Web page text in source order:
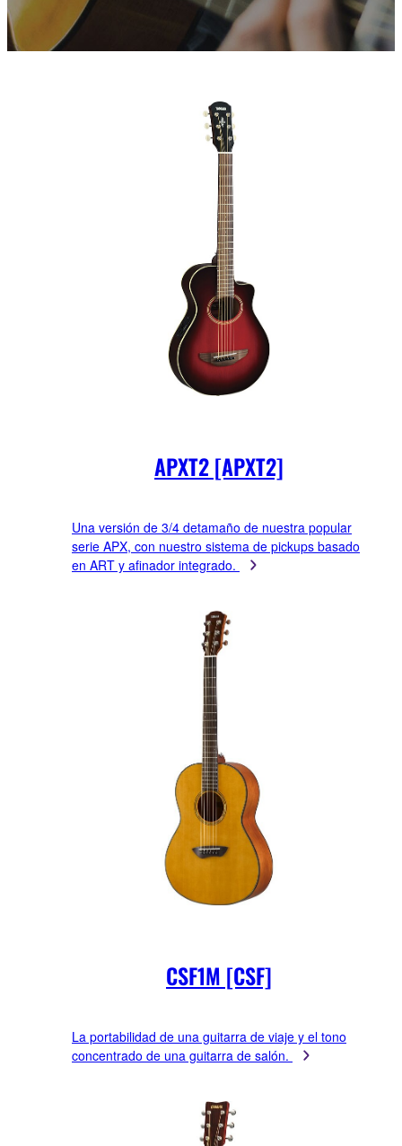
APXT2 [APXT2]
Una versión de 3/4 detamaño de nuestra popular
serie APX, con nuestro sistema de pickups basado
en ART y afinador integrado.
CSF1M [CSF]
La portabilidad de una guitarra de viaje y el tono
concentrado de una guitarra de salón.